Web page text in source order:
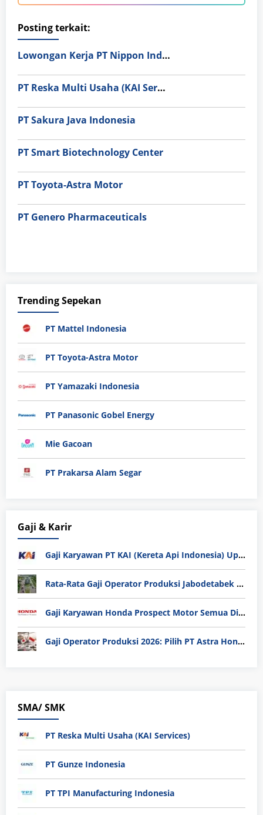
Posting terkait:
Lowongan Kerja PT Nippon Indosari Corpindo Tbk. Bulan Agustus 2026
PT Reska Multi Usaha (KAI Services)
PT Sakura Java Indonesia
PT Smart Biotechnology Center
PT Toyota-Astra Motor
PT Genero Pharmaceuticals
Trending Sepekan
PT Mattel Indonesia
PT Toyota-Astra Motor
PT Yamazaki Indonesia
PT Panasonic Gobel Energy
Mie Gacoan
PT Prakarsa Alam Segar
Gaji & Karir
Gaji Karyawan PT KAI (Kereta Api Indonesia) Update 2025
Rata-Rata Gaji Operator Produksi Jabodetabek 2025: Bedah Tuntas UMK, Lemburan, dan Realita Hidup Buruh
Gaji Karyawan Honda Prospect Motor Semua Divisi
Gaji Operator Produksi 2026: Pilih PT Astra Honda Motor (AHM) atau Manufaktur di Jepang?
SMA/ SMK
PT Reska Multi Usaha (KAI Services)
PT Gunze Indonesia
PT TPI Manufacturing Indonesia